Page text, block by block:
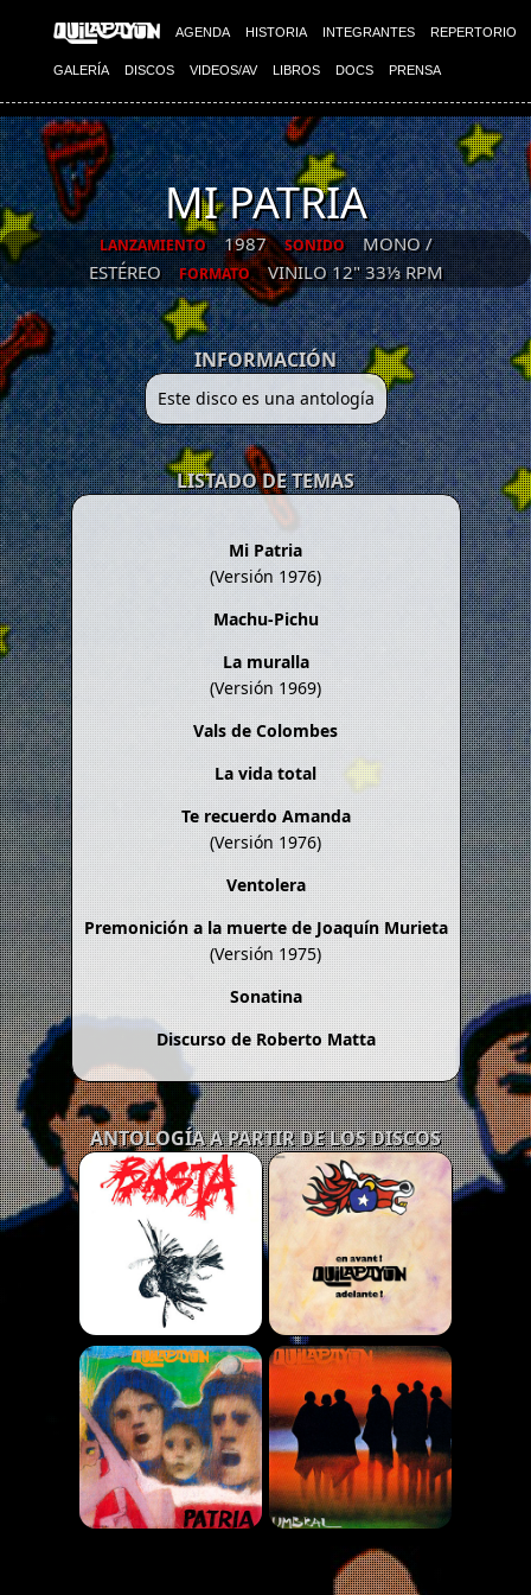
AGENDA HISTORIA INTEGRANTES REPERTORIO
GALERÍA DISCOS VIDEOS/AV LIBROS DOCS PRENSA
MI PATRIA
LANZAMIENTO 1987 SONIDO
MONO /
ESTÉREO
FORMATO VINILO 12" 33⅓ RPM
INFORMACIÓN
Este disco es una antología
LISTADO DE TEMAS
Mi Patria
(Versión 1976)
Machu-Pichu
La muralla
(Versión 1969)
Vals de Colombes
La vida total
Te recuerdo Amanda
(Versión 1976)
Ventolera
Premonición a la muerte de Joaquín Murieta
(Versión 1975)
Sonatina
Discurso de Roberto Matta
ANTOLOGÍA A PARTIR DE LOS DISCOS